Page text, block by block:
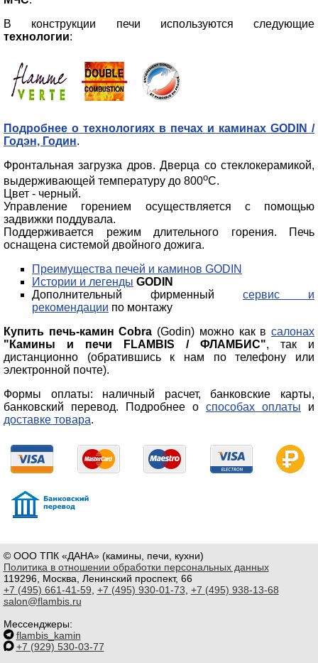
В конструкции печи используются следующие
технологии:
Подробнее о технологиях в печах и каминах GODIN /
Годэн, Годин.
Фронтальная загрузка дров. Дверца со стеклокерамикой,
выдерживающей температуру до 800оС.
Цвет - черный.
Управление горением осуществляется с помощью
задвижки поддувала.
Поддерживается режим длительного горения. Печь
оснащена системой двойного дожига.
Преимущества печей и каминов GODIN
Истории и легенды GODIN
Дополнительный фирменный сервис и
рекомендации по монтажу
Купить печь-камин Cobra (Godin) можно как всалонах
"Камины и печи FLAMBIS / ФЛАМБИС", так и
дистанционно (обратившись к нам по телефону или
электронной почте).
Формы оплаты: наличный расчет, банковские карты,
банковский перевод. Подробнее о способах оплаты и
доставке товара.
© ООО ТПК «ДАНА» (камины, печи, кухни)
Политика в отношении обработки персональных данных
119296, Москва, Ленинский проспект, 66
+7 (495) 661-41-59, +7 (495) 930-01-73, +7 (495) 938-13-68
salon@flambis.ru
Мессенджеры:
flambis_kamin
+7 (929) 530-03-77